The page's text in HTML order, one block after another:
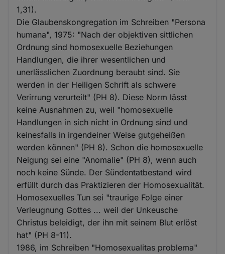
1,31).
Die Glaubenskongregation im Schreiben "Persona
humana", 1975: "Nach der objektiven sittlichen
Ordnung sind homosexuelle Beziehungen
Handlungen, die ihrer wesentlichen und
unerlässlichen Zuordnung beraubt sind. Sie
werden in der Heiligen Schrift als schwere
Verirrung verurteilt" (PH 8). Diese Norm lässt
keine Ausnahmen zu, weil "homosexuelle
Handlungen in sich nicht in Ordnung sind und
keinesfalls in irgendeiner Weise gutgeheißen
werden können" (PH 8). Schon die homosexuelle
Neigung sei eine "Anomalie" (PH 8), wenn auch
noch keine Sünde. Der Sündentatbestand wird
erfüllt durch das Praktizieren der Homosexualität.
Homosexuelles Tun sei "traurige Folge einer
Verleugnung Gottes ... weil der Unkeusche
Christus beleidigt, der ihn mit seinem Blut erlöst
hat" (PH 8-11).
1986, im Schreiben "Homosexualitas problema"